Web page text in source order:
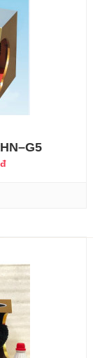
nhất!!!Máy đánh
cấp phù hợp với
bar... Máy được